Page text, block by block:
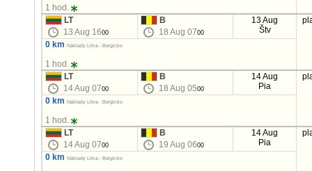
1 hod.
LT
13 Aug 1600
B
18 Aug 0700
13 Aug
Štv
0 km Náklady Litva - Belgicko
1 hod.
LT
14 Aug 0700
B
18 Aug 0500
14 Aug
Pia
0 km Náklady Litva - Belgicko
1 hod.
LT
14 Aug 0700
B
19 Aug 0600
14 Aug
Pia
0 km Náklady Litva - Belgicko